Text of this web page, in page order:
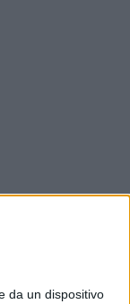
da un dispositivo